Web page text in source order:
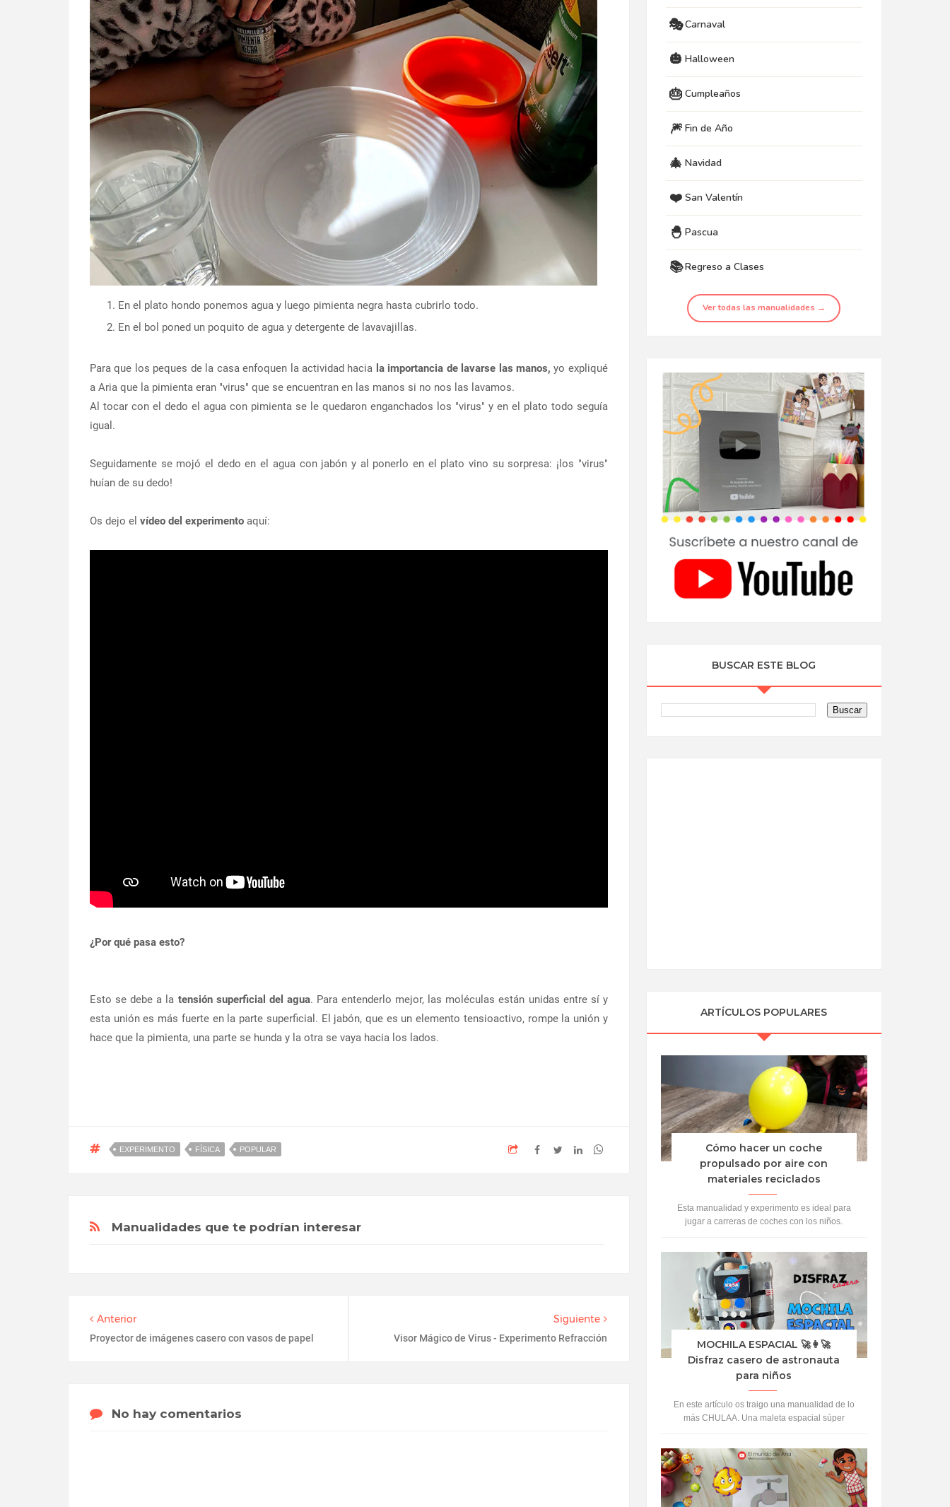
En el plato hondo ponemos agua y luego pimienta negra hasta cubrirlo todo.
En el bol poned un poquito de agua y detergente de lavavajillas.
Para que los peques de la casa enfoquen la actividad hacia la importancia de lavarse las manos, yo expliqué
a Aria que la pimienta eran "virus" que se encuentran en las manos si no nos las lavamos.
Al tocar con el dedo el agua con pimienta se le quedaron enganchados los "virus" y en el plato todo seguía
igual.
Seguidamente se mojó el dedo en el agua con jabón y al ponerlo en el plato vino su sorpresa: ¡los "virus"
huían de su dedo!
Os dejo el vídeo del experimento aquí:
¿Por qué pasa esto?
Esto se debe a la tensión superficial del agua. Para entenderlo mejor, las moléculas están unidas entre sí y
esta unión es más fuerte en la parte superficial. El jabón, que es un elemento tensioactivo, rompe la unión y
hace que la pimienta, una parte se hunda y la otra se vaya hacia los lados.
EXPERIMENTO FÍSICA POPULAR
Manualidades que te podrían interesar
Siguiente
Visor Mágico de Virus - Experimento Refracción
Anterior
Proyector de imágenes casero con vasos de papel
No hay comentarios
🎭Carnaval
🎃 Halloween
🎂 Cumpleaños
🎆 Fin de Año
🎄 Navidad
❤️ San Valentín
🐣 Pascua
📚Regreso a Clases
Ver todas las manualidades →
BUSCAR ESTE BLOG
ARTÍCULOS POPULARES
Cómo hacer un coche
propulsado por aire con
materiales reciclados
Esta manualidad y experimento es ideal para
jugar a carreras de coches con los niños.
MOCHILA ESPACIAL 🚀👩‍🚀
Disfraz casero de astronauta
para niños
En este artículo os traigo una manualidad de lo
más CHULAA. Una maleta espacial súper